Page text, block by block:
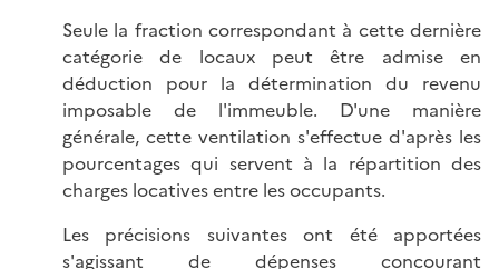
Seule la fraction correspondant à cette dernière
catégorie de locaux peut être admise en
déduction pour la détermination du revenu
imposable de l'immeuble. D'une manière
générale, cette ventilation s'effectue d'après les
pourcentages qui servent à la répartition des
charges locatives entre les occupants.
Les précisions suivantes ont été apportées
s'agissant de dépenses concourant